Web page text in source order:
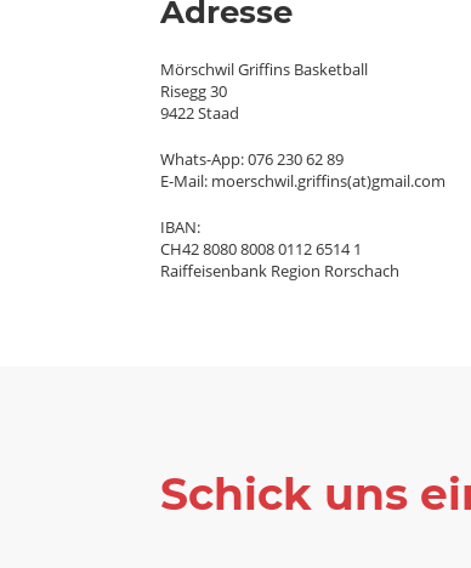
Adresse
Mörschwil Griffins Basketball
Risegg 30
9422 Staad
Whats-App: 076 230 62 89
E-Mail: moerschwil.griffins(at)gmail.com
IBAN:
CH42 8080 8008 0112 6514 1
Raiffeisenbank Region Rorschach
Schick uns